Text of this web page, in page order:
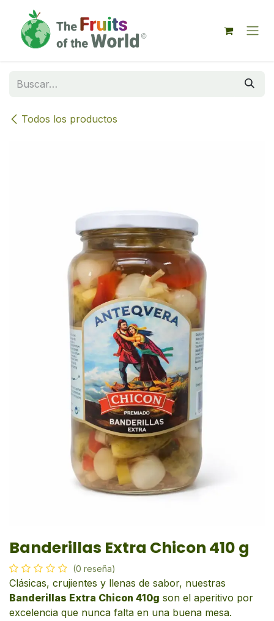
Todos los productos
Banderillas Extra Chicon 410 g
(0 reseña)
Clásicas, crujientes y llenas de sabor, nuestras
Banderillas Extra Chicon 410g son el aperitivo por
excelencia que nunca falta en una buena mesa.